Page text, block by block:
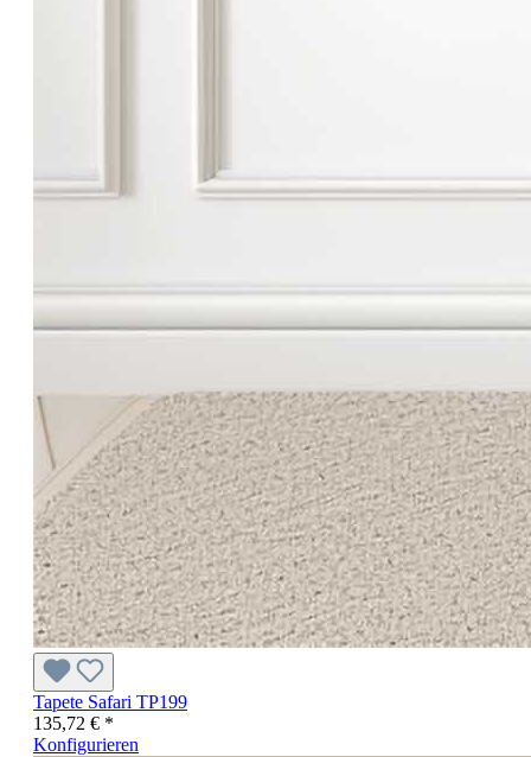
Tapete Safari TP199
135,72 € *
Konfigurieren